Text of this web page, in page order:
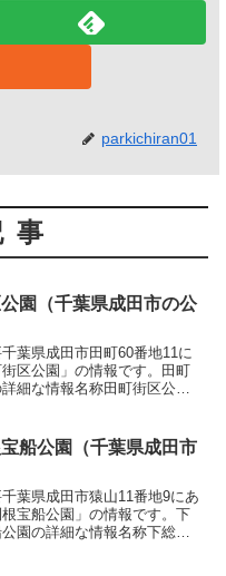
parkichiran01
事
園（千葉県成田市の公
葉県成田市田町60番地11に
区公園」の情報です。田町
細な情報名称田町街区公園
なし車椅子対応 トイレなし
無なし...
船公園（千葉県成田市
葉県成田市猿山11番地9にあ
宝船公園」の情報です。下
園の詳細な情報名称下総利